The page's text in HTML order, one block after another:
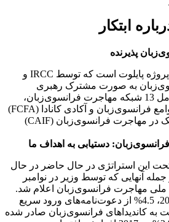
ابتکار
پذیرنده
این ابتکار یک پروژه پایلوت است که توسط IRCC و
به صورت مشترک رهبری
می‌شود و شامل 13 شبکه مهاجرت فرانسوی‌زبان،
فدراسیون جوامع فرانسوی‌زبان و آکادی کانادا (FCFA)
و کمیته آتلانتیک در مهاجرت فرانسوی‌زبان (CAIF)
دستیابی به اهداف ما
تحت این استراتژی در حال حاضر در حال
جمله آنهایی که توسط وزیر در نوامبر
از دسامبر 2018، 4.5% از دعوت‌نامه‌های ورود سریع
به کاندیداهای فرانسوی‌زبان صادر شده